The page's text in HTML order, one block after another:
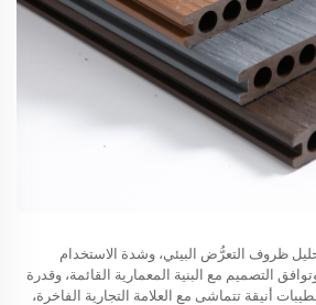
ظروف التعرُّض البيئي، وشدة الاستخدام
التصميم مع البنية المعمارية القائمة، وقدرة
أنيقة تتماشى مع العلامة التجارية الفاخرة،